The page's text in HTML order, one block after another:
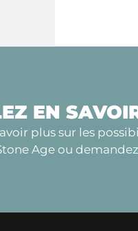
EN
plus sur les
Age ou